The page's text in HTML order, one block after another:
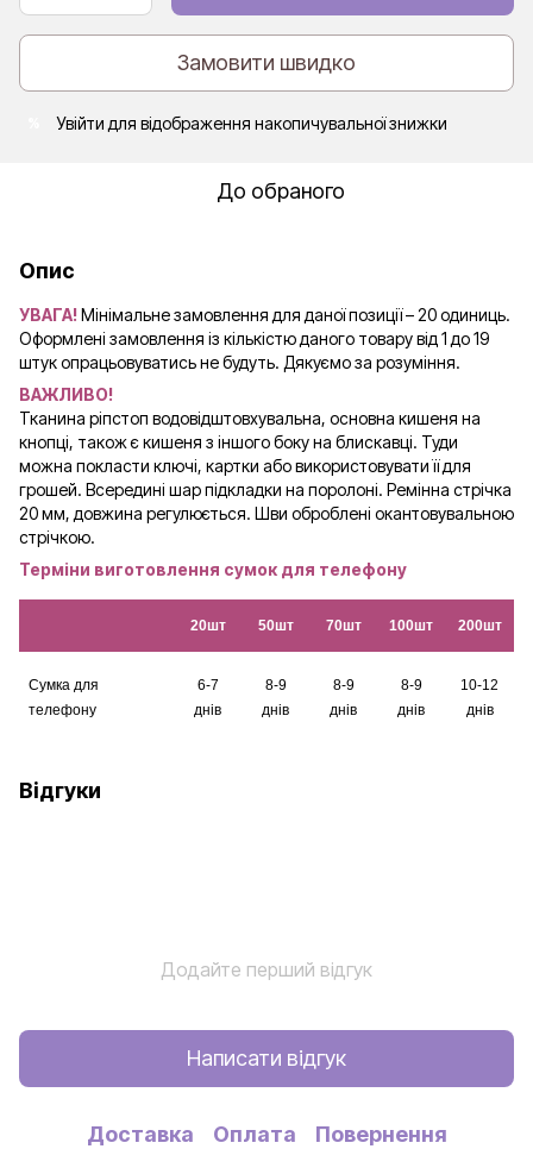
Замовити швидко
Увійти для відображення накопичувальної знижки
До обраного
Опис
УВАГА!Мінімальне замовлення для даної позиції – 20 одиниць.
Оформлені замовлення із кількістю даного товару від 1 до 19
штук опрацьовуватись не будуть. Дякуємо за розуміння.
ВАЖЛИВО!
Тканина ріпстоп водовідштовхувальна, основна кишеня на
кнопці, також є кишеня з іншого боку на блискавці. Туди
можна покласти ключі, картки або використовувати її для
грошей. Всередині шар підкладки на поролоні. Ремінна стрічка
20 мм, довжина регулюється. Шви оброблені окантовувальною
стрічкою.
Терміни виготовлення сумок для телефону
20шт 50шт 70шт 100шт 200шт
Сумка для
телефону
6-7
днів
8-9
днів
8-9
днів
8-9
днів
10-12
днів
Відгуки
Додайте перший відгук
Написати відгук
Доставка Оплата Повернення